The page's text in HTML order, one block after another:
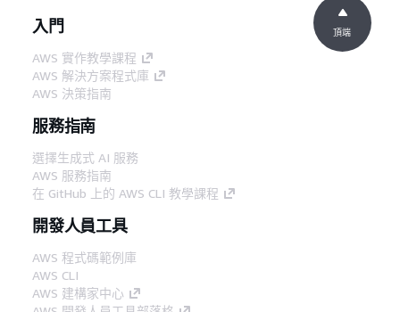
入門
AWS 實作教學課程
AWS 解決方案程式庫
AWS 決策指南
服務指南
選擇生成式 AI 服務
AWS 服務指南
在 GitHub 上的 AWS CLI 教學課程
開發人員工具
AWS 程式碼範例庫
AWS CLI
AWS 建構家中心
頂端